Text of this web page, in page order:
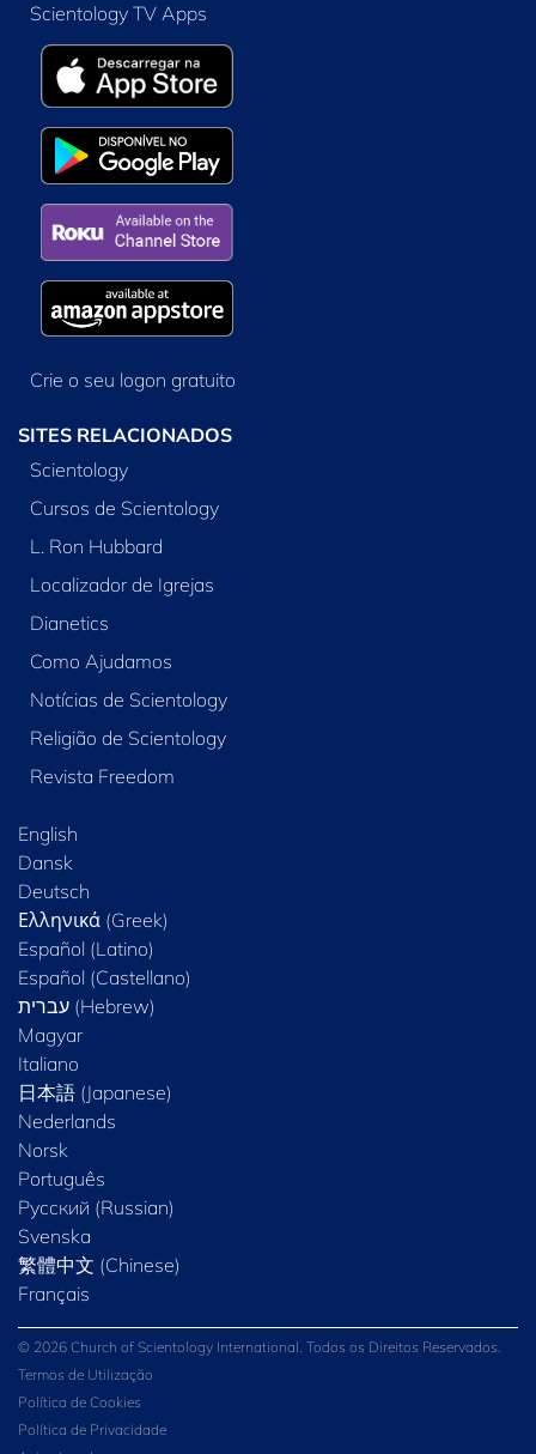
Scientology TV Apps
Crie o seu logon gratuito
SITES RELACIONADOS
Scientology
Cursos de Scientology
L. Ron Hubbard
Localizador de Igrejas
Dianetics
Como Ajudamos
Notícias de Scientology
Religião de Scientology
Revista Freedom
English
Dansk
Deutsch
Ελληνικά (Greek)
Español (Latino)
Español (Castellano)
Magyar
Italiano
日本語 (Japanese)
Nederlands
Norsk
Português
Русский (Russian)
Svenska
繁體中文 (Chinese)
Français
© 2026 Church of Scientology International. Todos os Direitos Reservados.
Termos de Utilização
Política de Cookies
Política de Privacidade